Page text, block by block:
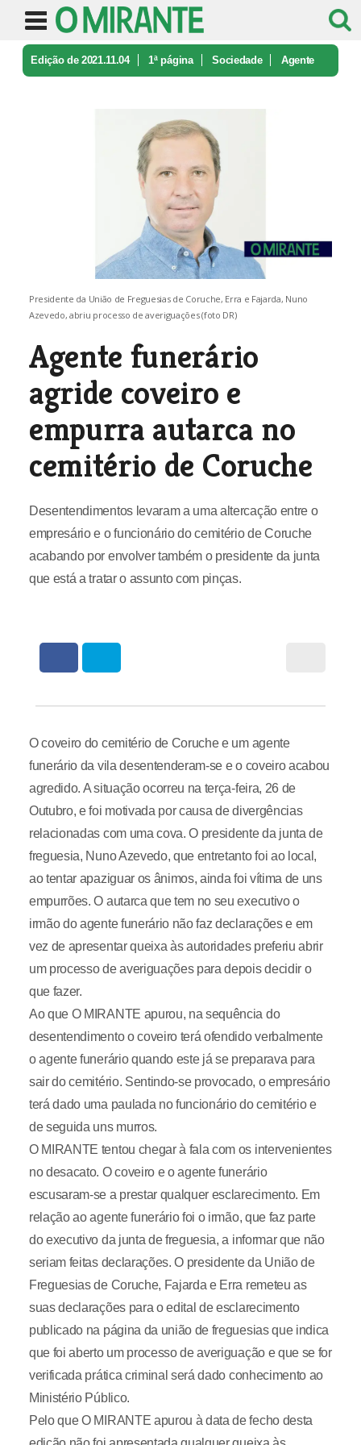
Edição de 2021.11.04 1ª página Sociedade Agente
Presidente da União de Freguesias de Coruche, Erra e Fajarda, Nuno
Azevedo, abriu processo de averiguações (foto DR)
Agente funerário
agride coveiro e
empurra autarca no
cemitério de Coruche
Desentendimentos levaram a uma altercação entre o
empresário e o funcionário do cemitério de Coruche
acabando por envolver também o presidente da junta
que está a tratar o assunto com pinças.
O coveiro do cemitério de Coruche e um agente
funerário da vila desentenderam-se e o coveiro acabou
agredido. A situação ocorreu na terça-feira, 26 de
Outubro, e foi motivada por causa de divergências
relacionadas com uma cova. O presidente da junta de
freguesia, Nuno Azevedo, que entretanto foi ao local,
ao tentar apaziguar os ânimos, ainda foi vítima de uns
empurrões. O autarca que tem no seu executivo o
irmão do agente funerário não faz declarações e em
vez de apresentar queixa às autoridades preferiu abrir
um processo de averiguações para depois decidir o
que fazer.
Ao que O MIRANTE apurou, na sequência do
desentendimento o coveiro terá ofendido verbalmente
o agente funerário quando este já se preparava para
sair do cemitério. Sentindo-se provocado, o empresário
terá dado uma paulada no funcionário do cemitério e
de seguida uns murros.
O MIRANTE tentou chegar à fala com os intervenientes
no desacato. O coveiro e o agente funerário
escusaram-se a prestar qualquer esclarecimento. Em
relação ao agente funerário foi o irmão, que faz parte
do executivo da junta de freguesia, a informar que não
seriam feitas declarações. O presidente da União de
Freguesias de Coruche, Fajarda e Erra remeteu as
suas declarações para o edital de esclarecimento
publicado na página da união de freguesias que indica
que foi aberto um processo de averiguação e que se for
verificada prática criminal será dado conhecimento ao
Ministério Público.
Pelo que O MIRANTE apurou à data de fecho desta